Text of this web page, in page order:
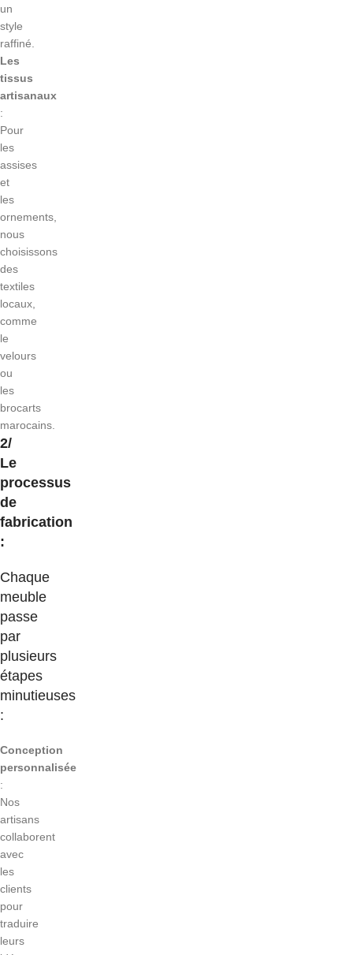
un
style
raffiné.
Les
tissus
artisanaux
:
Pour
les
assises
et
les
ornements,
nous
choisissons
des
textiles
locaux,
comme
le
velours
ou
les
brocarts
marocains.
2/
Le
processus
de
fabrication
:
Chaque
meuble
passe
par
plusieurs
étapes
minutieuses
:
Conception
personnalisée
:
Nos
artisans
collaborent
avec
les
clients
pour
traduire
leurs